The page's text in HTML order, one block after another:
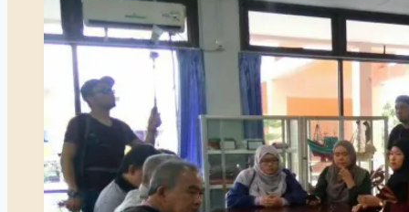
Raja
Ali
Marhum
Kantor
di
Pulau
Penyengat
Tahun